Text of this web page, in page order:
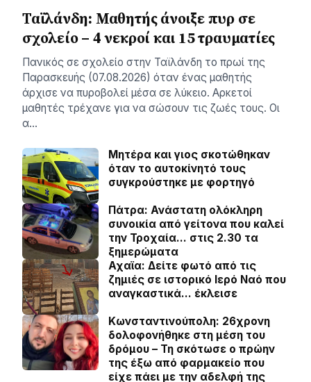
Ταϊλάνδη: Μαθητής άνοιξε πυρ σε
σχολείο – 4 νεκροί και 15 τραυματίες
Πανικός σε σχολείο στην Ταϊλάνδη το πρωί της
Παρασκευής (07.08.2026) όταν ένας μαθητής
άρχισε να πυροβολεί μέσα σε λύκειο. Αρκετοί
μαθητές τρέχανε για να σώσουν τις ζωές τους. Οι
α…
Μητέρα και γιος σκοτώθηκαν
όταν το αυτοκίνητό τους
συγκρούστηκε με φορτηγό
Πάτρα: Ανάστατη ολόκληρη
συνοικία από γείτονα που καλεί
την Τροχαία… στις 2.30 τα
ξημερώματα
Αχαϊα: Δείτε φωτό από τις
ζημιές σε ιστορικό Ιερό Ναό που
αναγκαστικά… έκλεισε
Κωνσταντινούπολη: 26χρονη
δολοφονήθηκε στη μέση του
δρόμου – Τη σκότωσε ο πρώην
της έξω από φαρμακείο που
είχε πάει με την αδελφή της